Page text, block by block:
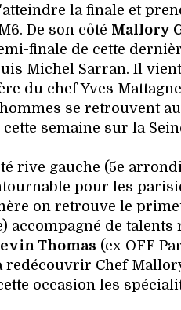
la finale et
De son côté Mallory
finale de cette
Michel Sarran. Il
du chef Yves
hommes se retrouvent
semaine sur la
rive gauche (5e
pour les
on retrouve le
accompagné de
Thomas (ex-OFF
redécouvrir Chef
occasion les